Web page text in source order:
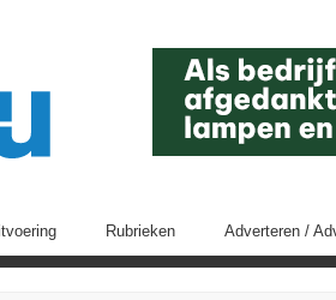
Rubrieken Adverteren /